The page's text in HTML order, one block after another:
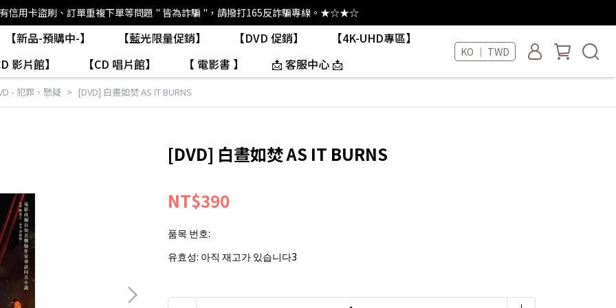
用卡盜刷、訂單重複下單等問題 " 皆為詐騙 "，請撥打165反詐騙專線。★☆★☆
【新品-預購中-】 【藍光限量促銷】 【DVD 促銷】
【4K-UHD專區】
影片館】
【CD 唱片館】 【 電影書 】 📩 客服中心 📩
KO ｜ TWD
- 犯罪、懸疑 [DVD] 白晝如焚 AS IT BURNS
[DVD] 白晝如焚 AS IT BURNS
NT$390
품목 번호:
유효성: 아직 재고가 있습니다3